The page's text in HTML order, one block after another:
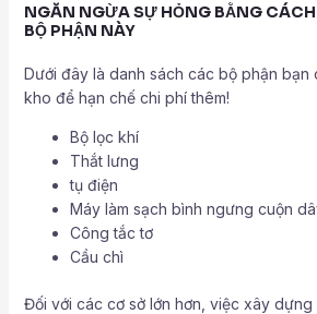
NGĂN NGỪA SỰ HỎNG BẰNG
BỘ PHẬN NÀY
Dưới đây là danh sách các bộ phận
kho để hạn chế chi phí thêm!
Bộ lọc khí
Thắt lưng
tụ điện
Máy làm sạch bình ngưng cuộn
Công tắc tơ
Cầu chì
Đối với các cơ sở lớn hơn, việc xây